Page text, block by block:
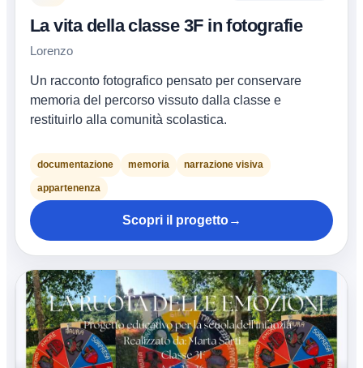
La vita della classe 3F in fotografie
Lorenzo
Un racconto fotografico pensato per conservare
memoria del percorso vissuto dalla classe e
restituirlo alla comunità scolastica.
documentazione memoria narrazione visiva
appartenenza
Scopri il progetto→